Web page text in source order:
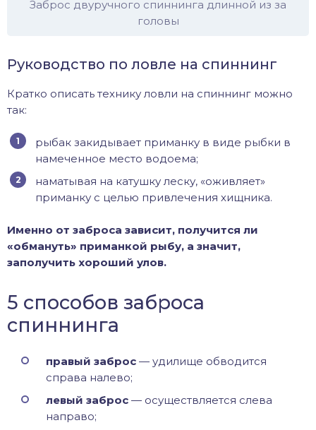
Заброс двуручного спиннинга длинной из за
головы
Руководство по ловле на спиннинг
Кратко описать технику ловли на спиннинг можно
так:
рыбак закидывает приманку в виде рыбки в
намеченное место водоема;
наматывая на катушку леску, «оживляет»
приманку с целью привлечения хищника.
Именно от заброса зависит, получится ли
«обмануть» приманкой рыбу, а значит,
заполучить хороший улов.
5 способов заброса
спиннинга
правый заброс — удилище обводится
справа налево;
левый заброс — осуществляется слева
направо;